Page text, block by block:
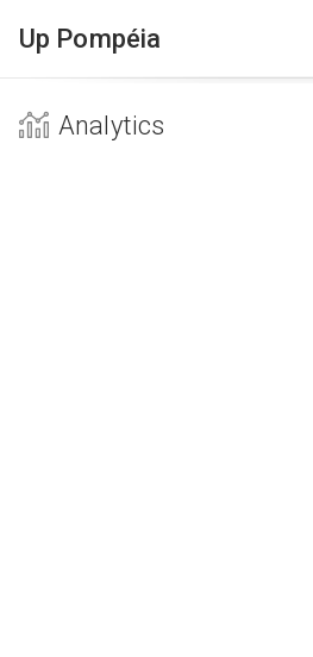
Up Pompéia
Analytics